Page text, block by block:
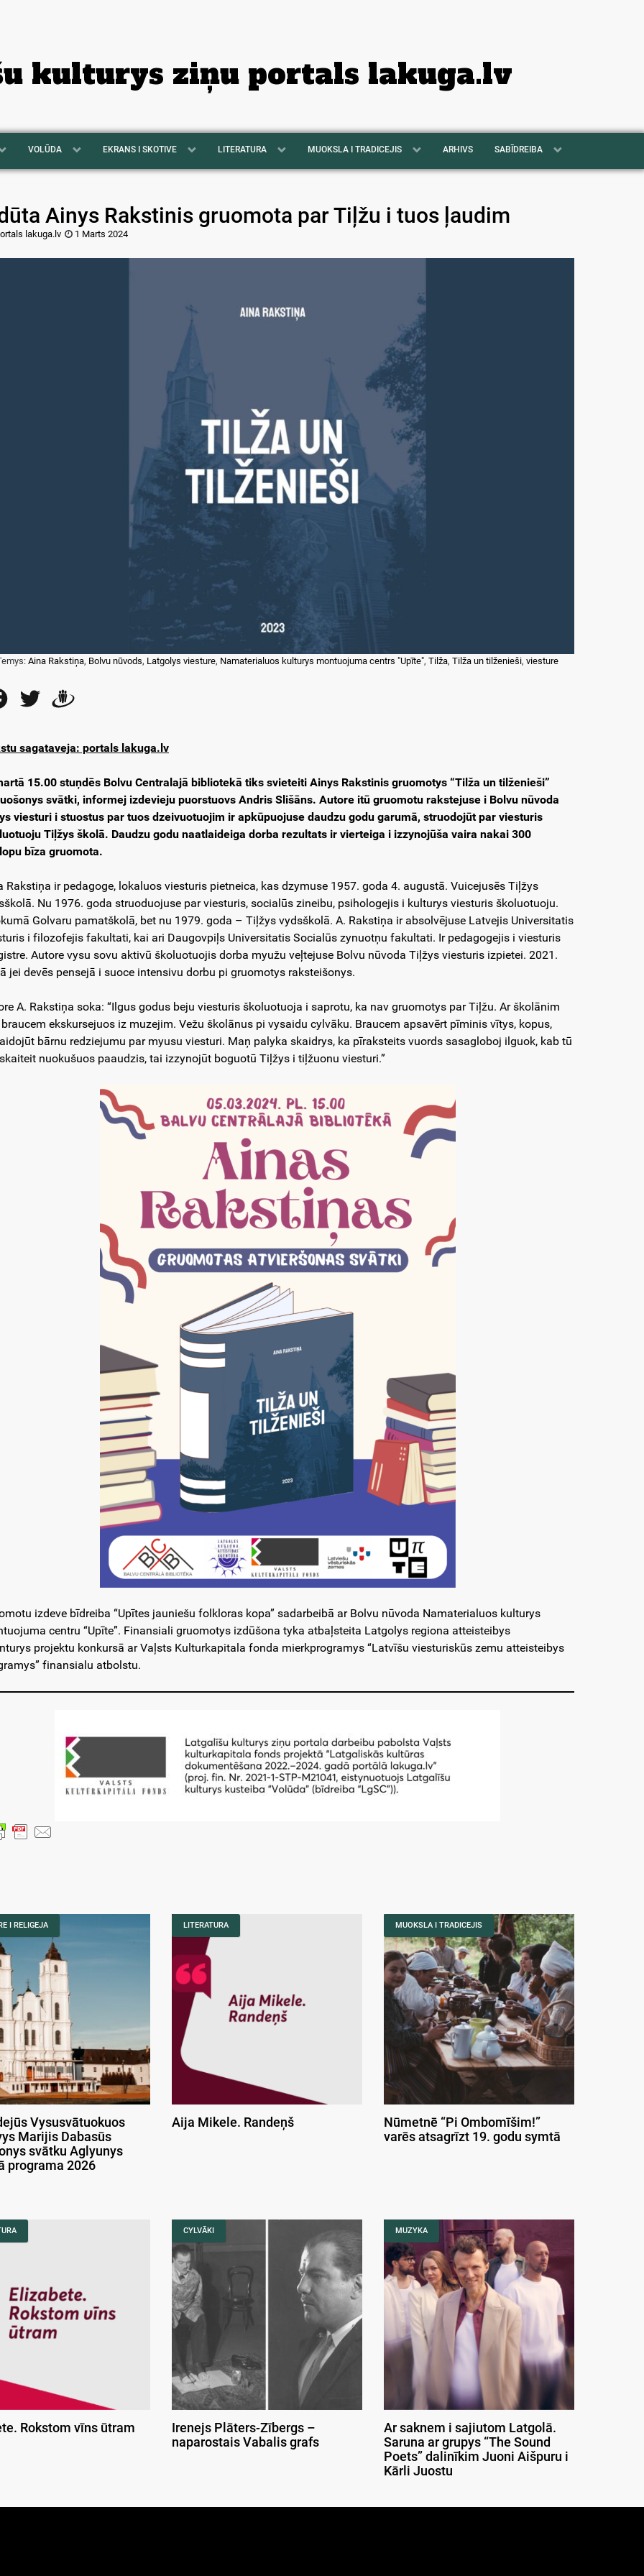
kulturys ziņu portals lakuga.lv
VOLŪDA EKRANS I SKOTIVE LITERATURA MUOKSLA I TRADICEJIS ARHIVS SABĪDREIBA
Ainys Rakstinis gruomota par Tiļžu i tuos ļaudim
lakuga.lv 1 Marts 2024
Aina Rakstiņa, Bolvu nūvods, Latgolys viesture, Namaterialuos kulturys montuojuma centrs "Upīte", Tilža, Tilža un tilženieši, viesture
FacebookTwitter
sagataveja: portals lakuga.lv
15.00 stuņdēs Bolvu Centralajā bibliotekā tiks svieteiti Ainys Rakstinis gruomotys “Tilža un tilženieši”
svātki, informej izdevieju puorstuovs Andris Slišāns. Autore itū gruomotu rakstejuse i Bolvu nūvoda
viesturi i stuostus par tuos dzeivuotuojim ir apkūpuojuse daudzu godu garumā, struodojūt par viesturis
Tiļžys školā. Daudzu godu naatlaideiga dorba rezultats ir vierteiga i izzynojūša vaira nakai 300
bīza gruomota.
Rakstiņa ir pedagoge, lokaluos viesturis pietneica, kas dzymuse 1957. goda 4. augustā. Vuicejusēs Tiļžys
Nu 1976. goda struoduojuse par viesturis, socialūs zineibu, psihologejis i kulturys viesturis školuotuoju.
Golvaru pamatškolā, bet nu 1979. goda – Tiļžys vydsškolā. A. Rakstiņa ir absolvējuse Latvejis Universitatis
i filozofejis fakultati, kai ari Daugovpiļs Universitatis Socialūs zynuotņu fakultati. Ir pedagogejis i viesturis
Autore vysu sovu aktivū školuotuojis dorba myužu veļtejuse Bolvu nūvoda Tiļžys viesturis izpietei. 2021.
jei devēs pensejā i suoce intensivu dorbu pi gruomotys raksteišonys.
A. Rakstiņa soka: “Ilgus godus beju viesturis školuotuoja i saprotu, ka nav gruomotys par Tiļžu. Ar školānim
ekskursejuos iz muzejim. Vežu školānus pi vysaidu cylvāku. Braucem apsavērt pīminis vītys, kopus,
bārnu redziejumu par myusu viesturi. Maņ palyka skaidrys, ka pīraksteits vuords sasagloboj ilguok, kab tū
nuokušuos paaudzis, tai izzynojūt boguotū Tiļžys i tiļžuonu viesturi.”
izdeve bīdreiba “Upītes jauniešu folkloras kopa” sadarbeibā ar Bolvu nūvoda Namaterialuos kulturys
centru “Upīte”. Finansiali gruomotys izdūšona tyka atbaļsteita Latgolys regiona atteisteibys
projektu konkursā ar Vaļsts Kulturkapitala fonda mierkprogramys “Latvīšu viesturiskūs zemu atteisteibys
finansialu atbolstu.
I RELIGEJA
Vysusvātuokuos
Marijis Dabasūs
svātku Aglyunys
programa 2026
LITERATURA
Aija Mikele. Randeņš
MUOKSLA I TRADICEJIS
Nūmetnē “Pi Ombomīšim!”
varēs atsagrīzt 19. godu symtā
Rokstom vīns ūtram
CYLVĀKI
Irenejs Plāters-Zībergs –
naparostais Vabalis grafs
MUZYKA
Ar saknem i sajiutom Latgolā.
Saruna ar grupys “The Sound
Poets” dalinīkim Juoni Aišpuru i
Kārli Juostu